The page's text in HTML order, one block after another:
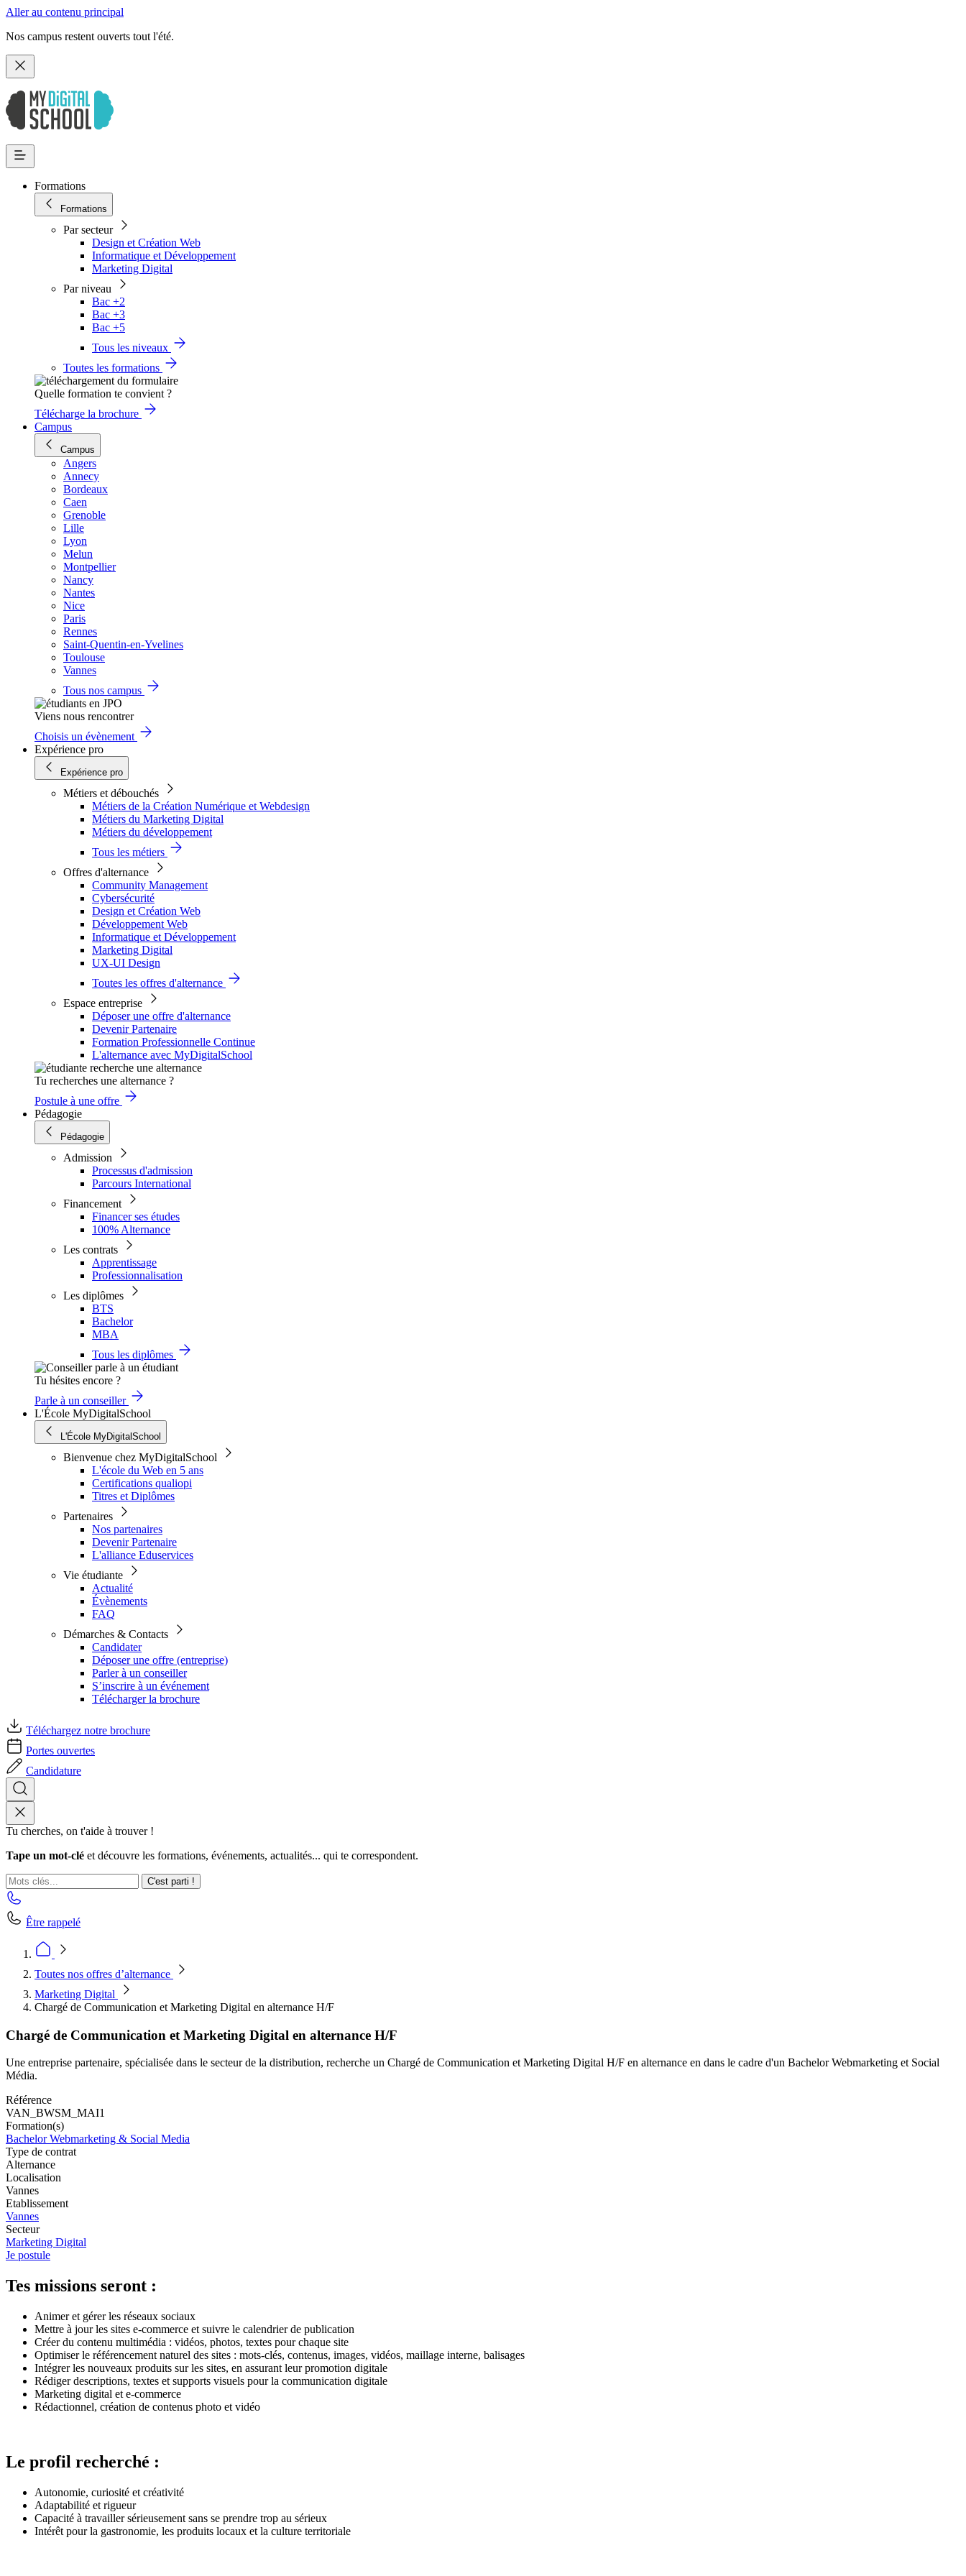
Aller au contenu principal
Nos campus restent ouverts tout l'été.
Formations
Formations
Par secteur
Design et Création Web
Informatique et Développement
Marketing Digital
Par niveau
Bac +2
Bac +3
Bac +5
Tous les niveaux
Toutes les formations
Quelle formation te convient ?
Télécharge la brochure
Campus
Campus
Angers
Annecy
Bordeaux
Caen
Grenoble
Lille
Lyon
Melun
Montpellier
Nancy
Nantes
Nice
Paris
Rennes
Saint-Quentin-en-Yvelines
Toulouse
Vannes
Tous nos campus
Viens nous rencontrer
Choisis un évènement
Expérience pro
Expérience pro
Métiers et débouchés
Métiers de la Création Numérique et Webdesign
Métiers du Marketing Digital
Métiers du développement
Tous les métiers
Offres d'alternance
Community Management
Cybersécurité
Design et Création Web
Développement Web
Informatique et Développement
Marketing Digital
UX-UI Design
Toutes les offres d'alternance
Espace entreprise
Déposer une offre d'alternance
Devenir Partenaire
Formation Professionnelle Continue
L'alternance avec MyDigitalSchool
Tu recherches une alternance ?
Postule à une offre
Pédagogie
Pédagogie
Admission
Processus d'admission
Parcours International
Financement
Financer ses études
100% Alternance
Les contrats
Apprentissage
Professionnalisation
Les diplômes
BTS
Bachelor
MBA
Tous les diplômes
Tu hésites encore ?
Parle à un conseiller
L'École MyDigitalSchool
L'École MyDigitalSchool
Bienvenue chez MyDigitalSchool
L'école du Web en 5 ans
Certifications qualiopi
Titres et Diplômes
Partenaires
Nos partenaires
Devenir Partenaire
L'alliance Eduservices
Vie étudiante
Actualité
Évènements
FAQ
Démarches & Contacts
Candidater
Déposer une offre (entreprise)
Parler à un conseiller
S’inscrire à un événement
Télécharger la brochure
Téléchargez notre brochure
Portes ouvertes
Candidature
Tu cherches, on t'aide à trouver !
Tape un mot-clé et découvre les formations, événements, actualités... qui te correspondent.
C'est parti !
Être rappelé
Toutes nos offres d’alternance
Marketing Digital
Chargé de Communication et Marketing Digital en alternance H/F
Chargé de Communication et Marketing Digital en alternance H/F
Une entreprise partenaire, spécialisée dans le secteur de la distribution, recherche un Chargé de Communication et Marketing Digital H/F en alternance en dans le cadre d'un Bachelor Webmarketing et Social
Média.
Référence
VAN_BWSM_MAI1
Formation(s)
Bachelor Webmarketing & Social Media
Type de contrat
Alternance
Localisation
Vannes
Etablissement
Vannes
Secteur
Marketing Digital
Je postule
Tes missions seront :
Animer et gérer les réseaux sociaux
Mettre à jour les sites e-commerce et suivre le calendrier de publication
Créer du contenu multimédia : vidéos, photos, textes pour chaque site
Optimiser le référencement naturel des sites : mots-clés, contenus, images, vidéos, maillage interne, balisages
Intégrer les nouveaux produits sur les sites, en assurant leur promotion digitale
Rédiger descriptions, textes et supports visuels pour la communication digitale
Marketing digital et e-commerce
Rédactionnel, création de contenus photo et vidéo
Le profil recherché :
Autonomie, curiosité et créativité
Adaptabilité et rigueur
Capacité à travailler sérieusement sans se prendre trop au sérieux
Intérêt pour la gastronomie, les produits locaux et la culture territoriale